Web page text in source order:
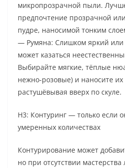
микропрозрачной пыли.
предпочтение прозрачной
пудре, наносимой тонким
— Румяна: Слишком яркий или
может казаться
Выбирайте мягкие, тёплые
нежно-розовые) и наносите
растушёвывая вверх по скуле.
H3: Контуринг — только если
умеренных количествах
Контурирование может
но при отсутствии